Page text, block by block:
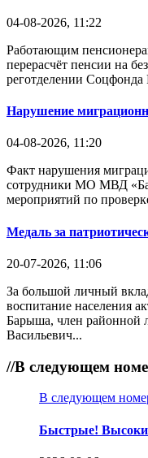
04-08-2026, 11:22
Работающим
перерасчёт пенсии на
реготделении
Нарушение
04-08-2026, 11:20
Факт нарушения
сотрудники МО МВД
мероприятий по
Медаль за
20-07-2026, 11:06
За большой личный
воспитание населения
Барыша, член районной
Васильевич...
//В следующем
В следующем
Быстрые!